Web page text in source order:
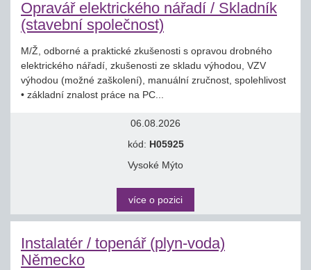
Opravář elektrického nářadí / Skladník
(stavební společnost)
M/Ž, odborné a praktické zkušenosti s opravou drobného
elektrického nářadí, zkušenosti ze skladu výhodou, VZV
výhodou (možné zaškolení), manuální zručnost, spolehlivost
• základní znalost práce na PC...
06.08.2026
kód: H05925
Vysoké Mýto
více o pozici
Instalatér / topenář (plyn-voda)
Německo